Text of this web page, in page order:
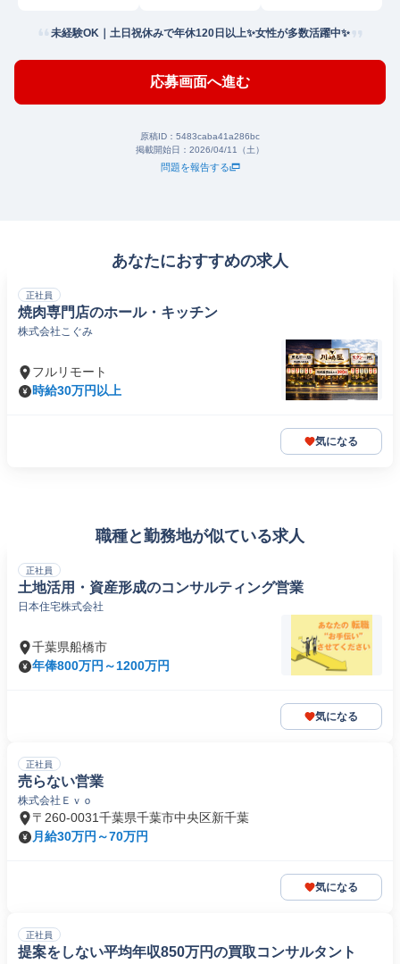
未経験OK｜土日祝休みで年休120日以上✨女性が多数活躍中✨
応募画面へ進む
原稿ID： 5483caba41a286bc
掲載開始日： 2026/04/11（土）
問題を報告する
あなたにおすすめの求人
正社員
焼肉専門店のホール・キッチン
株式会社こぐみ
フルリモート
時給30万円以上
気になる
職種と勤務地が似ている求人
正社員
土地活用・資産形成のコンサルティング営業
日本住宅株式会社
千葉県船橋市
年俸800万円～1200万円
気になる
正社員
売らない営業
株式会社Ｅｖｏ
〒260-0031千葉県千葉市中央区新千葉
月給30万円～70万円
気になる
正社員
提案をしない平均年収850万円の買取コンサルタント